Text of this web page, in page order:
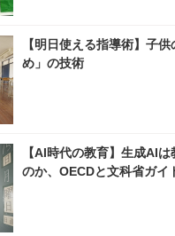
【明日使える指導術】子
め」の技術
【AI時代の教育】生成AI
のか、OECDと文科省ガイ